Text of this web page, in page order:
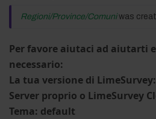
Regioni/Province/Comuniwas
Per favore aiutaci ad aiutarti
necessario:
La tua versione di LimeSurvey:
Server proprio o LimeSurvey
Tema: default